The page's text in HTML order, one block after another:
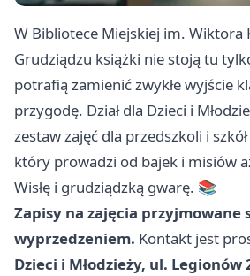
W Bibliotece Miejskiej im. Wiktora
Grudziądzu książki nie stoją tu
potrafią zamienić zwykłe wyjście
przygodę. Dział dla Dzieci i
zestaw zajęć dla przedszkoli i
który prowadzi od bajek i misiów
Wisłę i grudziądzką gwarę. 📚
Zapisy na zajęcia przyjmowane
wyprzedzeniem. Kontakt jest
Dzieci i Młodzieży, ul. Legionów